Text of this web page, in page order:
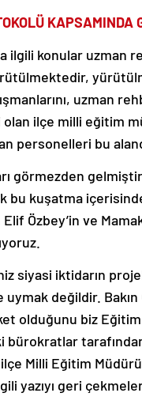
KAPSAMINDA
ilgili konular uzman
uzman
ilçe milli eğitim
personelleri bu
görmezden
bu kuşatma
Elif Özbey’in ve
siyasi iktidarın
değildir.
olduğunu biz
bürokratlar
Milli Eğitim
yazıyı geri